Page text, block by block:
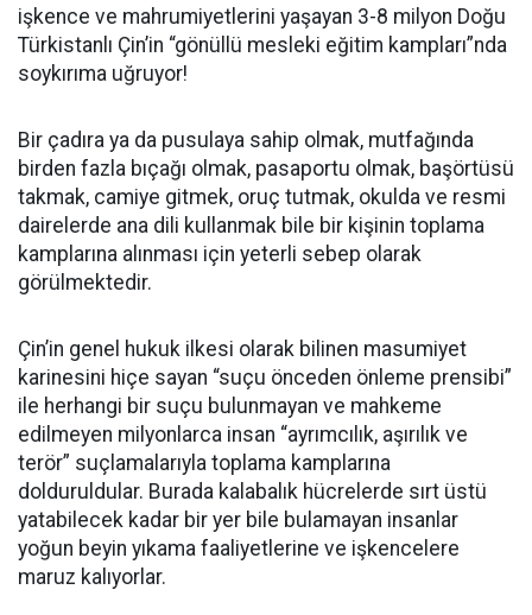
işkence ve mahrumiyetlerini yaşayan 3-8 milyon Doğu
Türkistanlı Çin’in “gönüllü mesleki eğitim kampları”nda
soykırıma uğruyor!
Bir çadıra ya da pusulaya sahip olmak, mutfağında
birden fazla bıçağı olmak, pasaportu olmak, başörtüsü
takmak, camiye gitmek, oruç tutmak, okulda ve resmi
dairelerde ana dili kullanmak bile bir kişinin toplama
kamplarına alınması için yeterli sebep olarak
görülmektedir.
Çin’in genel hukuk ilkesi olarak bilinen masumiyet
karinesini hiçe sayan “suçu önceden önleme prensibi”
ile herhangi bir suçu bulunmayan ve mahkeme
edilmeyen milyonlarca insan “ayrımcılık, aşırılık ve
terör” suçlamalarıyla toplama kamplarına
dolduruldular. Burada kalabalık hücrelerde sırt üstü
yatabilecek kadar bir yer bile bulamayan insanlar
yoğun beyin yıkama faaliyetlerine ve işkencelere
maruz kalıyorlar.